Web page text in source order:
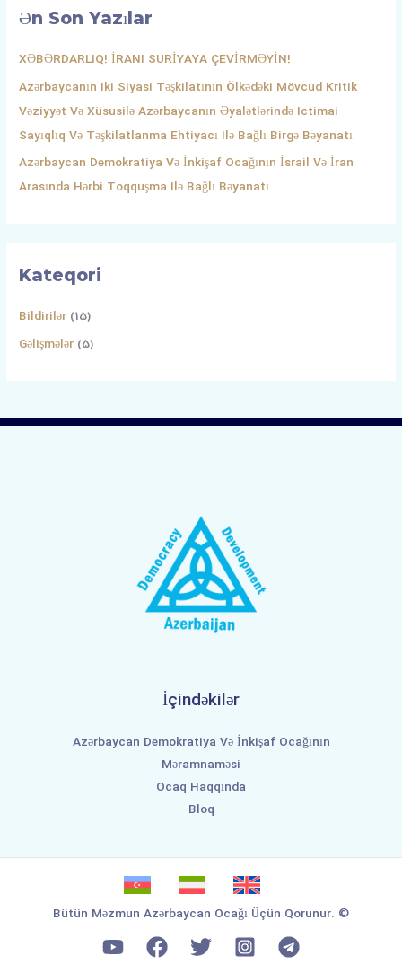
C
O
R
:
Ən Son Yazılar
XƏBƏRDARLIQ! İRANI SURİYAYA ÇEVİRMƏYİN!
Azərbaycanın Iki Siyasi Təşkilatının Ölkədəki Mövcud Kritik
Vəziyyət Və Xüsusilə Azərbaycanın Əyalətlərində Ictimai
Sayıqlıq Və Təşkilatlanma Ehtiyacı Ilə Bağlı Birgə Bəyanatı
Azərbaycan Demokratiya Və İnkişaf Ocağının İsrail Və İran
Arasında Hərbi Toqquşma Ilə Bağlı Bəyanatı
Kateqori
Bildirilər (15)
Gəlişmələr (5)
İçindəkilər
Azərbaycan Demokratiya Və İnkişaf Ocağının
Məramnaməsi
Ocaq Haqqında
Bloq
Bütün Məzmun Azərbaycan Ocağı Üçün Qorunur. ©